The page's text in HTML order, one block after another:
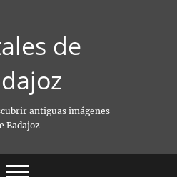
de
antiguas imágenes
Badajoz